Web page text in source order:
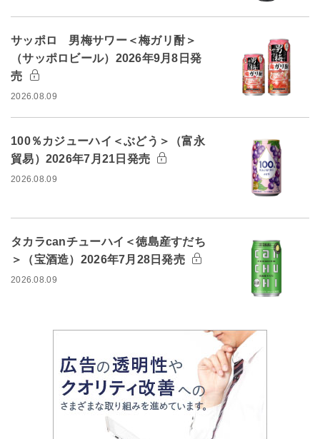
サッポロ 男梅サワー＜梅ガリ酎＞
（サッポロビール）2026年9月8日発
売
2026.08.09
100％カジューハイ＜ぶどう＞（富永
貿易）2026年7月21日発売
2026.08.09
タカラcanチューハイ＜徳島産すだち
＞（宝酒造）2026年7月28日発売
2026.08.09